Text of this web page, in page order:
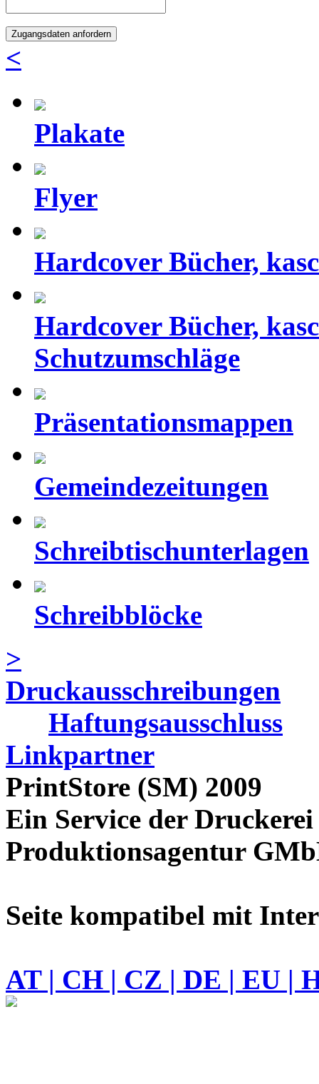
<
Plakate
Flyer
Hardcover Bücher,
Hardcover Bücher,
Schutzumschläge
Präsentationsmappen
Gemeindezeitungen
Schreibtischunterlagen
Schreibblöcke
>
Druckausschreibungen
Haftungsausschluss
Linkpartner
PrintStore (SM) 2009
Ein Service der
Produktionsagentur
Seite kompatibel mit
AT | CH | CZ | DE | EU |